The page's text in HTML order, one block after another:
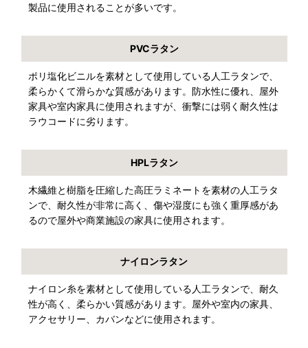
製品に使用されることが多いです。
PVCラタン
ポリ塩化ビニルを素材として使用している人工ラタンで、
柔らかくて滑らかな質感があります。防水性に優れ、屋外
家具や室内家具に使用されますが、衝撃には弱く耐久性は
ラウコードに劣ります。
HPLラタン
木繊維と樹脂を圧縮した高圧ラミネートを素材の人工ラタ
ンで、耐久性が非常に高く、傷や湿度にも強く重厚感があ
るので屋外や商業施設の家具に使用されます。
ナイロンラタン
ナイロン糸を素材として使用している人工ラタンで、耐久
性が高く、柔らかい質感があります。屋外や室内の家具、
アクセサリー、カバンなどに使用されます。